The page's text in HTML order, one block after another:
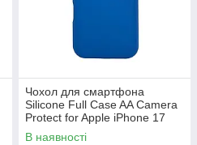
Чохол для смартфона
Silicone Full Case AA Camera
Protect for Apple iPhone 17
Pro Max 3,Royal Blue
В наявності